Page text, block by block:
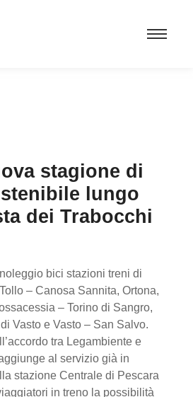
stagione di
lungo
dei Trabocchi
bici stazioni treni di
– Canosa Sannita, Ortona,
– Torino di Sangro,
Vasto e Vasto – San Salvo.
tra Legambiente e
al servizio già in
stazione Centrale di Pescara
in treno la possibilità